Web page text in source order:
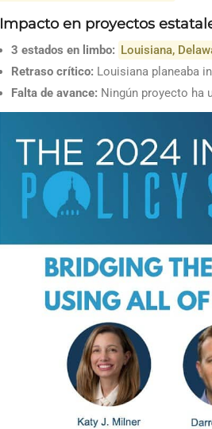
Impacto en proyectos
3 estados en limbo: Louisiana,
Retraso crítico: Louisiana planeaba
Falta de avance: Ningún proyecto ha